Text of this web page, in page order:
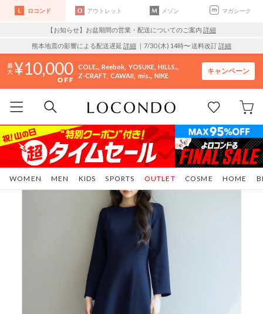
ロコンド アウトレット メゾン マガシーク
【お知らせ】お盆期間の営業・配送についてのご案内 詳細
熊本地震の影響による配送遅延 詳細 ｜7/30 (木) 14時〜 送料改訂詳細
10,000 COLE.. Reebok YOSUKE HILLS..
Z-CRAFT CAWAII mis.. NIKE
キャンペーン
WOMEN MEN KIDS SPORTS COSME HOME
OUTLET